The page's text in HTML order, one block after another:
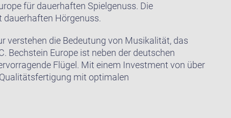
für dauerhaften Spielgenuss. Die
dauerhaften Hörgenuss.
verstehen die Bedeutung von Musikalität, das
Bechstein Europe ist neben der deutschen
Flügel. Mit einem Investment von über
mit optimalen